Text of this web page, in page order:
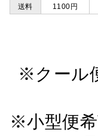
送料 1100円
※クール
※小型便